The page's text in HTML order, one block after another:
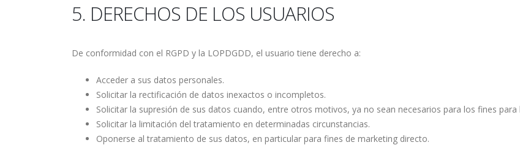
5. DERECHOS DE LOS USUARIOS
De conformidad con el RGPD y la LOPDGDD, el usuario tiene derecho a:
Acceder a sus datos personales.
Solicitar la rectificación de datos inexactos o incompletos.
Solicitar la supresión de sus datos cuando, entre otros motivos, ya no sean necesarios para los fines
Solicitar la limitación del tratamiento en determinadas circunstancias.
Oponerse al tratamiento de sus datos, en particular para fines de marketing directo.